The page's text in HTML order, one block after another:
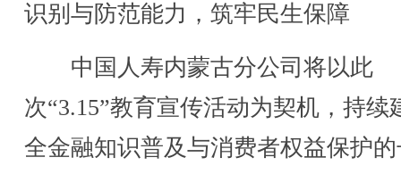
识别与防范能力，筑牢民生保障
中国人寿内蒙古分公司将以此
次“3.15”教育宣传活动为契机，持续
全金融知识普及与消费者权益保护